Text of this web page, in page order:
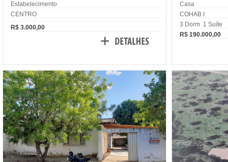
Estabelecimento
CENTRO
R$ 3.000,00
Casa
COHAB I
3 Dorm 1 Suíte
R$ 190.000,00